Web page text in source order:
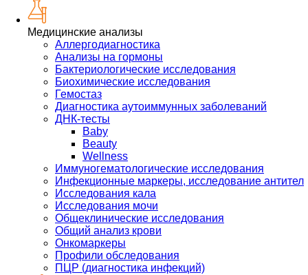
Медицинские анализы
Аллергодиагностика
Анализы на гормоны
Бактериологические исследования
Биохимические исследования
Гемостаз
Диагностика аутоиммунных заболеваний
ДНК-тесты
Baby
Beauty
Wellness
Иммуногематологические исследования
Инфекционные маркеры, исследование антител
Исследования кала
Исследования мочи
Общеклинические исследования
Общий анализ крови
Онкомаркеры
Профили обследования
ПЦР (диагностика инфекций)